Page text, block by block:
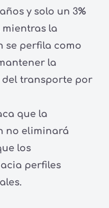
y solo un 3%
mientras la
se perfila como
la
transporte por
que la
no eliminará
los
perfiles